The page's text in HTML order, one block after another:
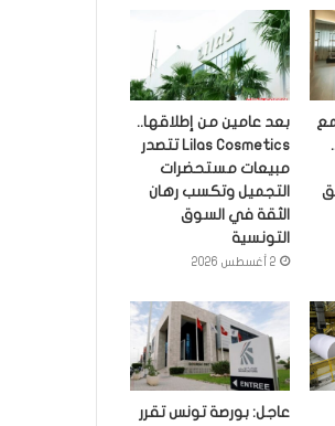
بعد عامين من إطلاقها..
Lilas Cosmetics تتصدر
مبيعات مستحضرات
التجميل وتكسب رهان
الثقة في السوق
التونسية
2 أغسطس 2026
عاجل: بورصة تونس تقرر